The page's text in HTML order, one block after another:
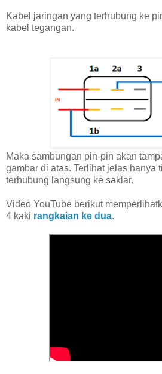
Kabel jaringan yang terhubung ke
kabel tegangan.
Maka sambungan pin-pin akan
gambar di atas. Terlihat jelas hanya
terhubung langsung ke saklar.
Video YouTube berikut
4 kaki rangkaian ke dua.